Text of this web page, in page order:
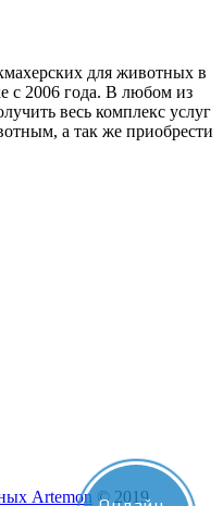
для животных в
с 2006 года. В любом из
весь комплекс услуг
а так же приобрести
Artemon © 2019